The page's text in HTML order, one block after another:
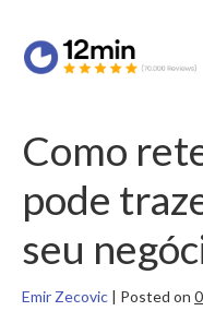
Como
pode
seu
Emir Zecovic | Posted on